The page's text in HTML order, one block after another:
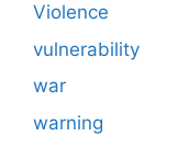
Violence
vulnerability
war
warning